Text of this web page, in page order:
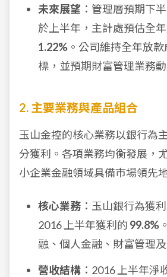
未來展望 ：管理層預期下
於上半年，主計處預估全
1.22% 。公司維持全年放款
標，並預期財富管理業務
2. 主要業務與產品組合
玉山金控的核心業務以銀行為
分獲利。各項業務均衡發展，
小企業金融領域具備市場領先
核心業務 ：玉山銀行為獲
2016 上半年獲利的 99.8%
融、個人金融、財富管理
營收結構 ：2016 上半年淨